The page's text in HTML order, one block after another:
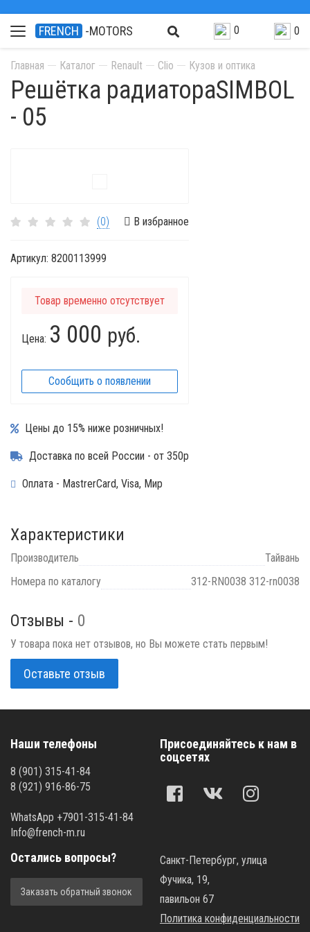
FRENCH -MOTORS 0 0
Главная Каталог Renault Clio Кузов и оптика
Решётка радиатораSIMBOL
- 05
(0) В избранное
Артикул: 8200113999
Товар временно отсутствует
Цена: 3 000 руб.
Сообщить о появлении
Цены до 15% ниже розничных!
Доставка по всей России - от 350р
Оплата - MastrerCard, Visa, Мир
Характеристики
Производитель
Тайвань
Номера по каталогу
312-RN0038 312-rn0038
Отзывы - 0
У товара пока нет отзывов, но Вы можете стать первым!
Оставьте отзыв
Наши телефоны
8 (901) 315-41-84
8 (921) 916-86-75
WhatsApp +7901-315-41-84
Info@french-m.ru
Присоединяйтесь к нам в
соцсетях
Остались вопросы?
Заказать обратный звонок
Санкт-Петербург, улица
Фучика, 19,
павильон 67
Политика конфиденциальности